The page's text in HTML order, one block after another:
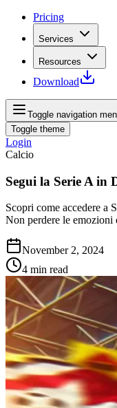
Pricing
Services
Resources
Download
Toggle navigation
Toggle theme
Login
Calcio
Segui la Serie A in
Scopri come accedere a
Non perdere le emozioni
November 2, 2024
4 min read